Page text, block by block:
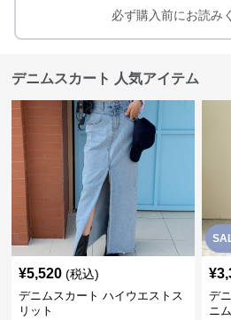
必ず購入前にお読み
デニムスカート 人気アイテム
¥5,520 (税込)
デニムスカート ハイウエストス
リット
¥
デ
ニ